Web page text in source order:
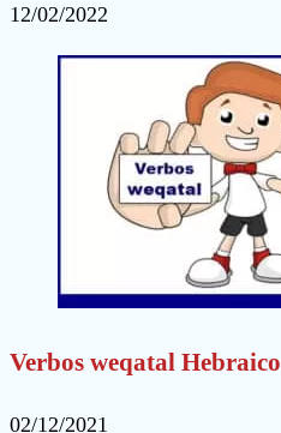
12/02/2022
Verbos weqatal Hebraico
02/12/2021